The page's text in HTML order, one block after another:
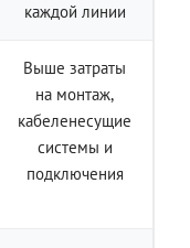
каждой линии
Выше затраты
на монтаж,
кабеленесущие
системы и
подключения